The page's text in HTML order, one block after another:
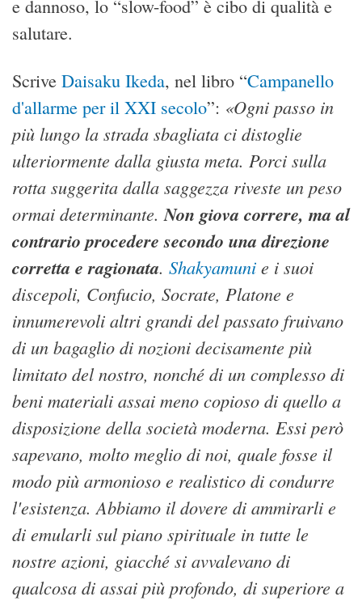
e dannoso, lo “slow-food” è cibo di qualità e
salutare.
Scrive Daisaku Ikeda, nel libro “Campanello
d'allarme per il XXI secolo”: «Ogni passo in
più lungo la strada sbagliata ci distoglie
ulteriormente dalla giusta meta. Porci sulla
rotta suggerita dalla saggezza riveste un peso
ormai determinante.Non giova correre, ma al
contrario procedere secondo una direzione
corretta e ragionata. Shakyamuni e i suoi
discepoli, Confucio, Socrate, Platone e
innumerevoli altri grandi del passato fruivano
di un bagaglio di nozioni decisamente più
limitato del nostro, nonché di un complesso di
beni materiali assai meno copioso di quello a
disposizione della società moderna. Essi però
sapevano, molto meglio di noi, quale fosse il
modo più armonioso e realistico di condurre
l'esistenza. Abbiamo il dovere di ammirarli e
di emularli sul piano spirituale in tutte le
nostre azioni, giacché si avvalevano di
qualcosa di assai più profondo, di superiore a